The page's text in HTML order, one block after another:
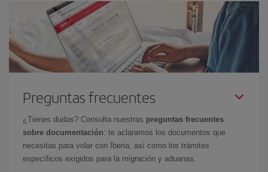
Preguntas frecuentes
¿Tienes dudas? Consulta nuestras preguntas frecuentes
sobre documentación: te aclaramos los documentos que
necesitas para volar con Iberia, así como los trámites
específicos exigidos para la migración y aduanas.